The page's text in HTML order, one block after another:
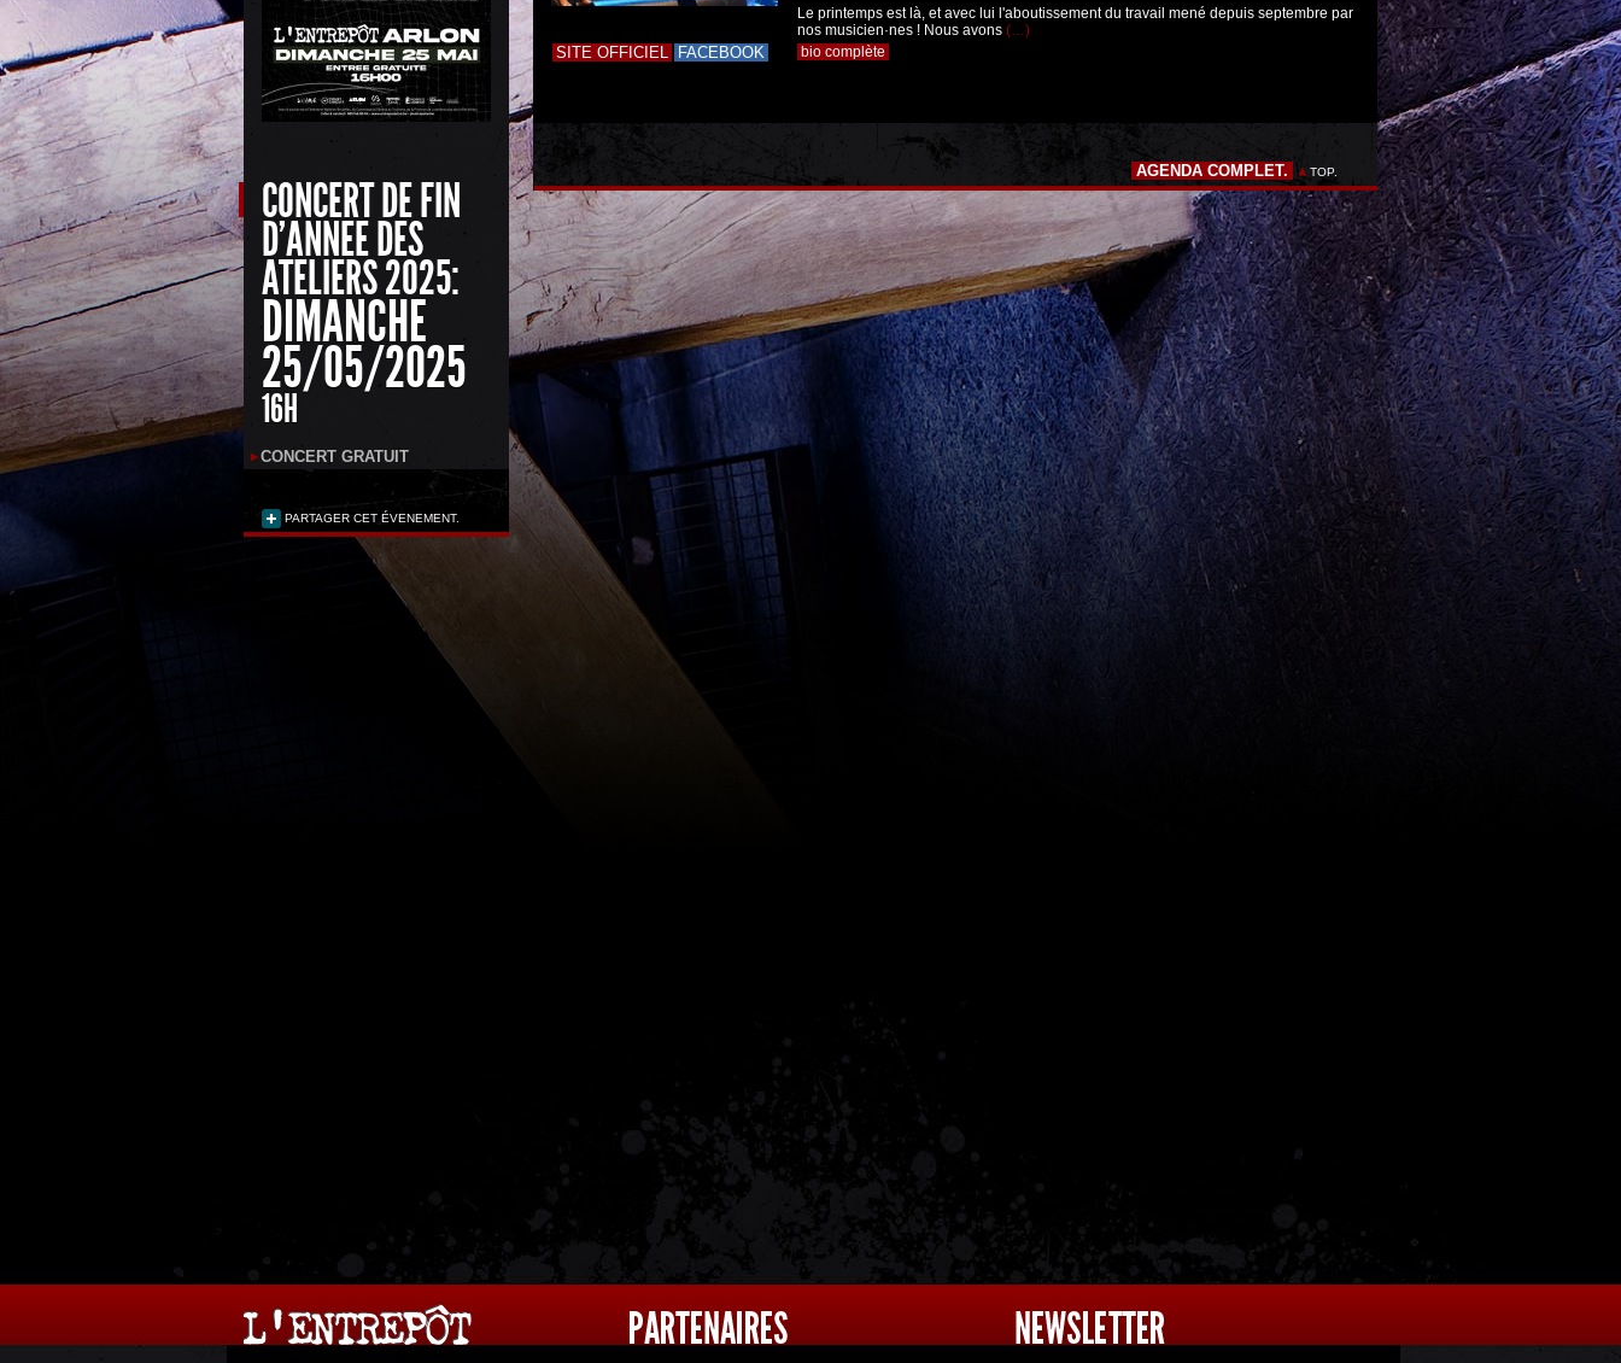
CONCERT DE FIN
D'ANNEE DES
ATELIERS 2025:
DIMANCHE
25/05/2025
16H
CONCERT GRATUIT
PARTAGER CET ÉVENEMENT.
Le printemps est là, et avec lui l'aboutissement du travail mené depuis septembre par
nos musicien·nes ! Nous avons (…)
SITE OFFICIEL FACEBOOK bio complète
AGENDA COMPLET. TOP.